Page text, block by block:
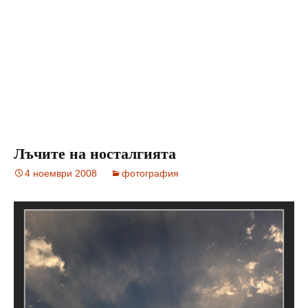
Лъчите на носталгията
4 ноември 2008 фотография